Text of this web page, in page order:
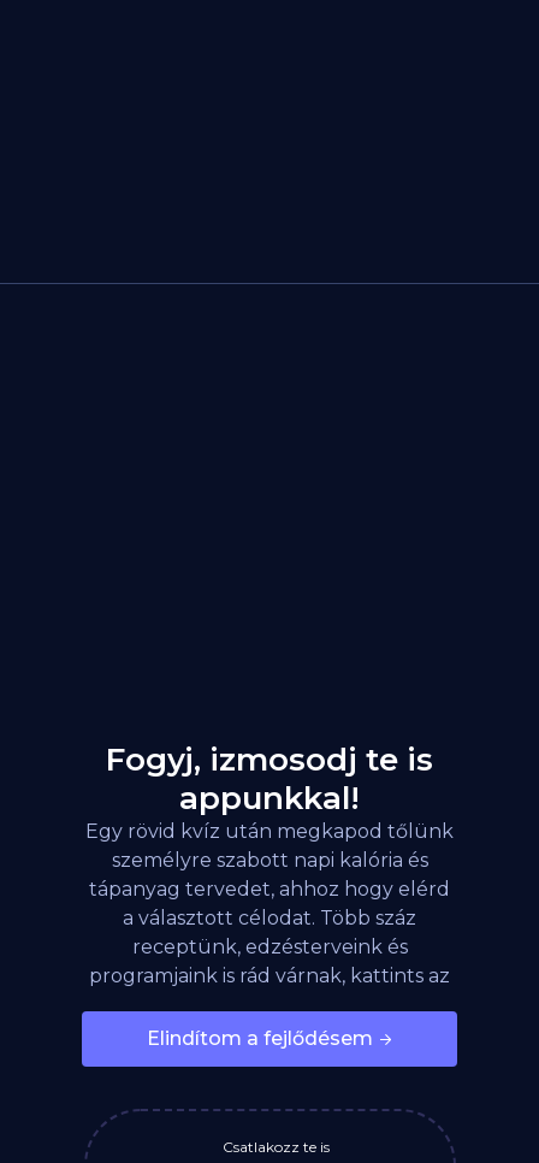
Fogyj, izmosodj te is
appunkkal!
Egy rövid kvíz után megkapod tőlünk
személyre szabott napi kalória és
tápanyag tervedet, ahhoz hogy elérd
a választott célodat. Több száz
receptünk, edzésterveink és
programjaink is rád várnak, kattints az
Elindítom a fejlődésem
Csatlakozz te is